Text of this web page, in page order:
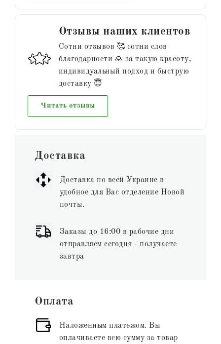
Отзывы наших клиентов
Сотни отзывов 🥰 сотни слов
благодарности 🙏 за такую красоту,
индивидуальный подход и быструю
доставку 😇
Читать отзывы
Доставка
Доставка по всей Украине в
удобное для Вас отделение Новой
почты.
Заказы до 16:00 в рабочие дни
отправляем сегодня - получаете
завтра
Оплата
Наложенным платежом. Вы
оплачиваете всю сумму за товар